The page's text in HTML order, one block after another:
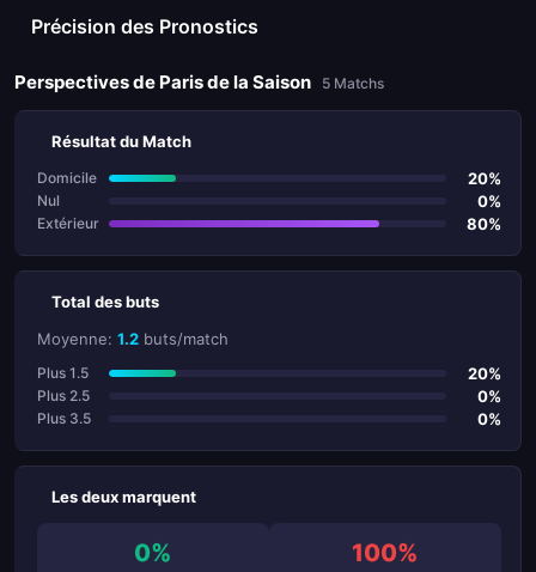
Précision des Pronostics
Perspectives de Paris de la Saison 5 Matchs
Résultat du Match
Domicile 20%
Nul 0%
Extérieur 80%
Total des buts
Moyenne: 1.2 buts/match
Plus 1.5 20%
Plus 2.5 0%
Plus 3.5 0%
Les deux marquent
0% 100%